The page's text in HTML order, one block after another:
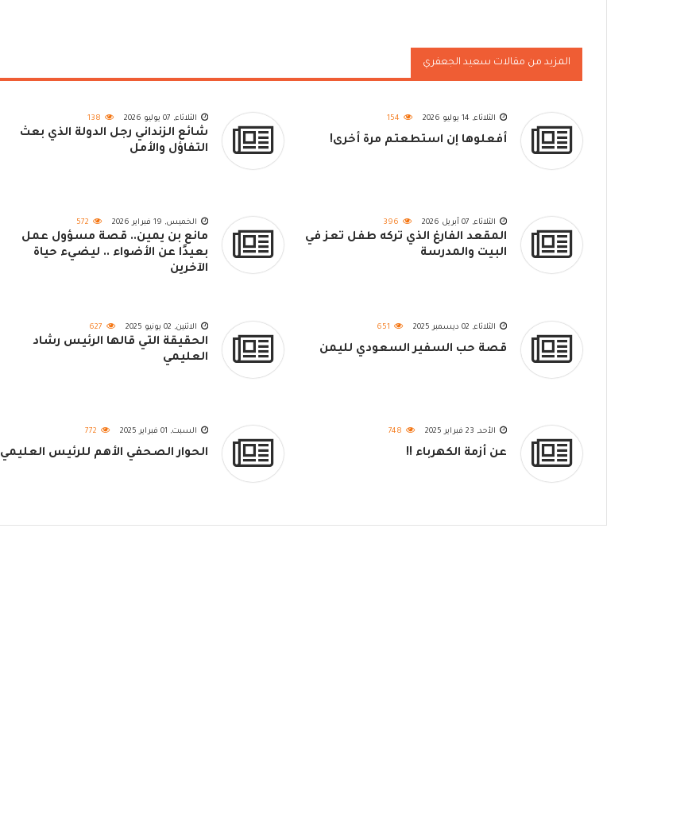
المزيد من مقالات سعيد الجعفري
الثلاثاء, 14 يوليو 2026 154
أفعلوها إن استطعتم مرة أخرى!
الثلاثاء, 07 يوليو 2026 138
شائع الزنداني رجل الدولة الذي بعث
التفاؤل والأمل
الثلاثاء, 07 أبريل 2026 396
المقعد الفارغ الذي تركه طفل تعز في
البيت والمدرسة
الخميس, 19 فبراير 2026 572
مانع بن يمين.. قصة مسؤول عمل
بعيدًا عن الأضواء .. ليضيء حياة
الآخرين
الثلاثاء, 02 ديسمبر 2025 651
قصة حب السفير السعودي لليمن
الاثنين, 02 يونيو 2025 627
الحقيقة التي قالها الرئيس رشاد
العليمي
الأحد, 23 فبراير 2025 748
عن أزمة الكهرباء !!
السبت, 01 فبراير 2025 772
الحوار الصحفي الأهم للرئيس العليمي